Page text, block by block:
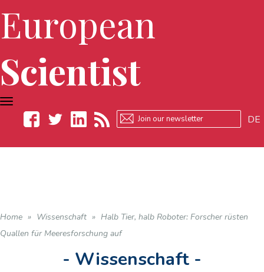
European
Scientist
DE
TOGGLE
NAVIGATION
Home » Wissenschaft » Halb Tier, halb Roboter: Forscher rüsten
Quallen für Meeresforschung auf
- Wissenschaft -